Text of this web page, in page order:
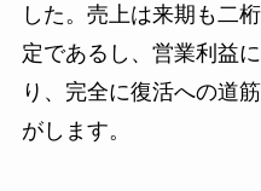
した。売上は来期も二
定であるし、営業利益
り、完全に復活への道
がします。